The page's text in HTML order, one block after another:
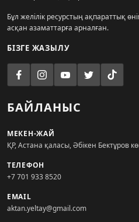
Бұл желілік ресурстың ақпараттық
асқан азаматтарға арналған.
БІЗГЕ ЖАЗЫЛУ
БАЙЛАНЫС
МЕКЕН-ЖАЙ
ҚР, Астана қаласы, Әбікен Бектұров
ТЕЛЕФОН
+7 701 933 8520
EMAIL
aktan.yeltay@gmail.com